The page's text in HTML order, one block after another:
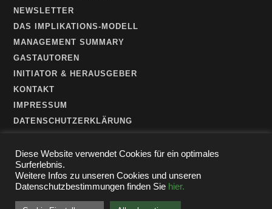
NEWSLETTER
DAS IMPLIKATIONS-MODELL
MANAGEMENT SUMMARY
GASTAUTOREN
INITIATOR & HERAUSGEBER
KONTAKT
IMPRESSUM
DATENSCHUTZERKLÄRUNG
© 2026 Digital Directors Blog.
Diese Website verwendet Cookies für ein optimales
Surferlebnis.
Weitere Infos zu unseren Cookies und unseren
Datenschutzbestimmungen finden Sie hier.